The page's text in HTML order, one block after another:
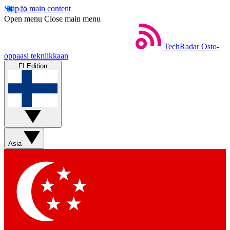
Skip to main content
Open menu Close main menu
TechRadar Osto-
oppaasi tekniikkaan
FI Edition
Asia